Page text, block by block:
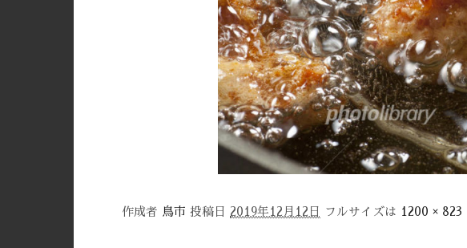
作成者 鳥市 投稿日 2019年12月12日 フルサイズは 1200 × 823